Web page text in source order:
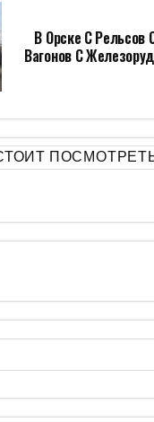
В Орске С Рельсов
Вагонов С